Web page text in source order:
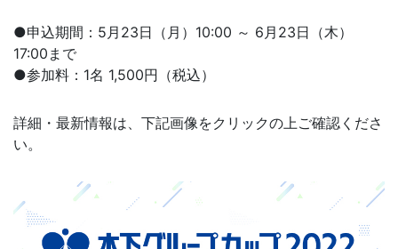
●申込期間：5月23日（月）10:00 ～ 6月23日（木）
17:00まで
●参加料：1名 1,500円（税込）
詳細・最新情報は、下記画像をクリックの上ご確認くださ
い。